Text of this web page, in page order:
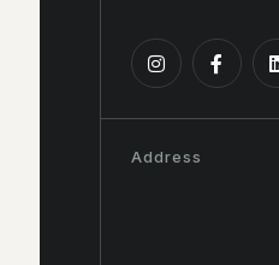
Address